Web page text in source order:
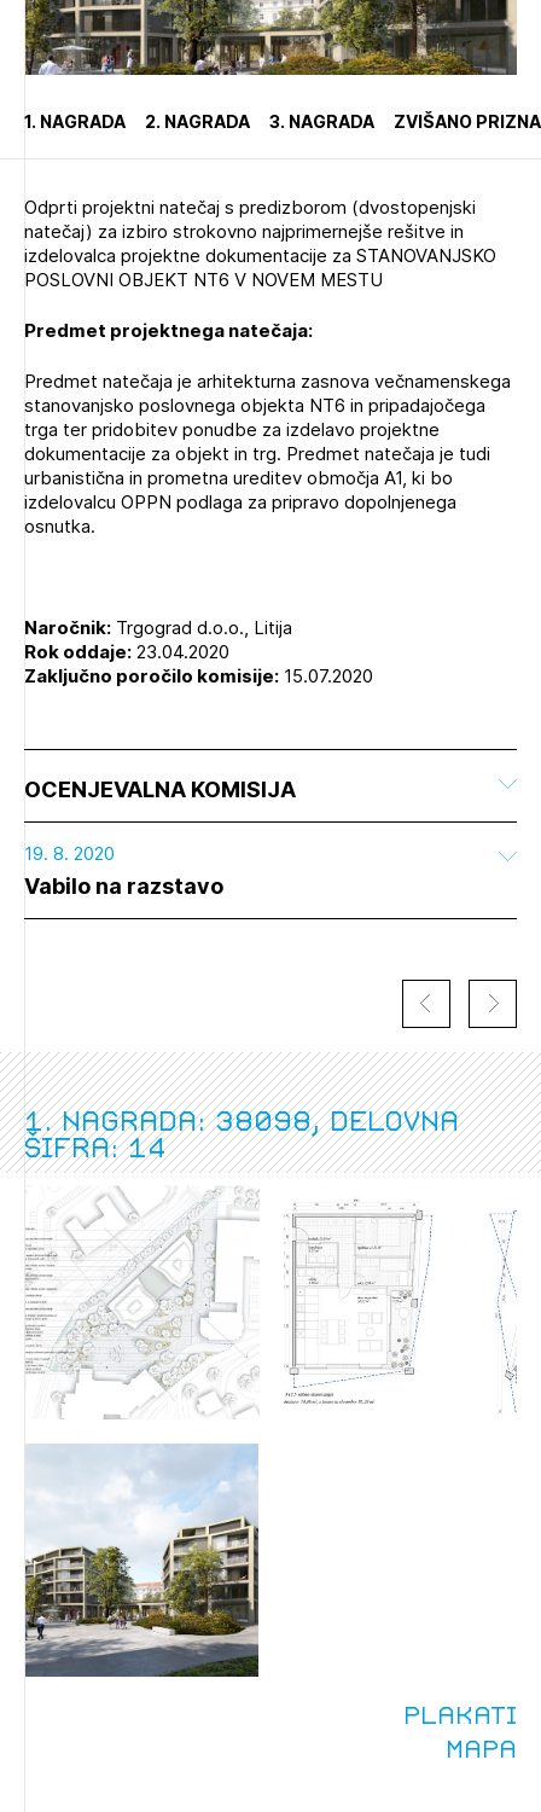
REGISTRIRAJTE SE
1. NAGRADA 2. NAGRADA 3. NAGRADA ZVIŠANO
Odprti projektni natečaj s predizborom (dvostopenjski
natečaj) za izbiro strokovno najprimernejše rešitve in
izdelovalca projektne dokumentacije za STANOVANJSKO
POSLOVNI OBJEKT NT6 V NOVEM MESTU
Predmet projektnega natečaja:
Predmet natečaja je arhitekturna zasnova večnamenskega
stanovanjsko poslovnega objekta NT6 in pripadajočega
trga ter pridobitev ponudbe za izdelavo projektne
dokumentacije za objekt in trg. Predmet natečaja je tudi
urbanistična in prometna ureditev območja A1, ki bo
izdelovalcu OPPN podlaga za pripravo dopolnjenega
osnutka.
Naročnik: Trgograd d.o.o., Litija
Rok oddaje:23.04.2020
Zaključno poročilo komisije: 15.07.2020
OCENJEVALNA KOMISIJA
19. 8. 2020
Vabilo na razstavo
PRIJAVITE SE
1. nagrada: 38098, delovna
šifra: 14
Plakati
Mapa
Novičnik natečajev
Tedenski novičnik javnih naročil
NAPREJ